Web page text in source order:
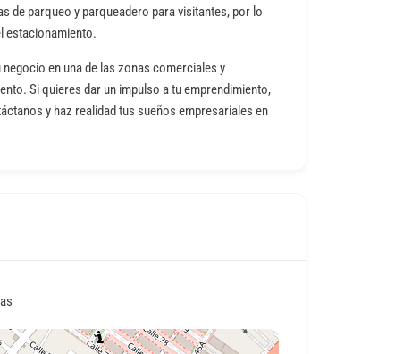
de parqueo y parqueadero para visitantes, por lo
estacionamiento.
en una de las zonas comerciales y
Si quieres dar un impulso a tu emprendimiento,
y haz realidad tus sueños empresariales en